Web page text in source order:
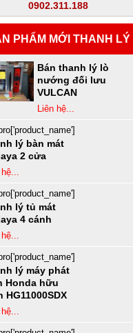
0902.311.188
PHẨM MỚI THANH LÝ
Bán thanh lý lò
nướng đối lưu
VULCAN
Liên hệ...
lý bàn mát
2 cửa
hệ...
lý tủ mát
4 cánh
hệ...
lý máy phát
Honda hữu
HG11000SDX
hệ...